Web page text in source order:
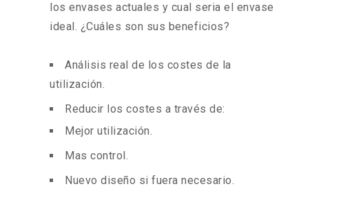
los envases actuales y cual seria el envase
ideal. ¿Cuáles son sus beneficios?
Análisis real de los costes de la
utilización.
Reducir los costes a través de:
Mejor utilización.
Mas control.
Nuevo diseño si fuera necesario.